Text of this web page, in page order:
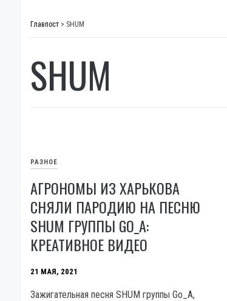
Главпост > SHUM
SHUM
РАЗНОЕ
АГРОНОМЫ ИЗ ХАРЬКОВА
СНЯЛИ ПАРОДИЮ НА ПЕСНЮ
SHUM ГРУППЫ GO_A:
КРЕАТИВНОЕ ВИДЕО
21 МАЯ, 2021
Зажигательная песня SHUM группы Go_A,